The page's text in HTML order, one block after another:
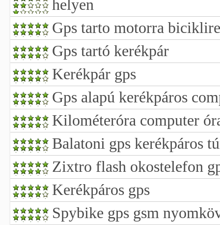
helyen
Gps tarto motorra
Gps tartó kerékpár
Kerékpár gps
Gps alapú kerékpáros
Kilométeróra computer
Balatoni gps kerékpáros
Zixtro flash okostelefon
Kerékpáros gps
Spybike gps gsm